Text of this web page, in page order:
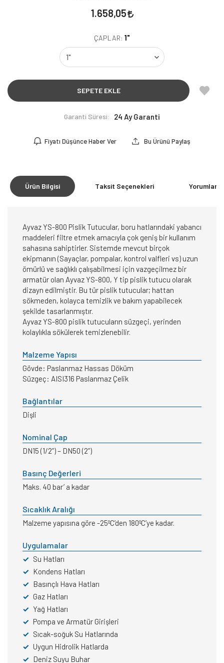
1.658,05
ÇAPLAR: 1"
SEPETE EKLE
Garanti Süresi: 24 Ay Garanti
Fiyatı Düşünce Haber Ver Bu Ürünü Paylaş
Ürün Bilgisi Taksit Seçenekleri Yorumlar
Ayvaz YS-800 Pislik Tutucular, boru hatlarındaki yabancı
maddeleri filtre etmek amacıyla çok geniş bir kullanım
sahasına sahiptirler. Sistemde mevcut birçok
ekipmanın (Sayaçlar, pompalar, kontrol valfleri vs) uzun
ömürlü ve sağlıklı çalışabilmesi için vazgeçilmez bir
armatür olan Ayvaz YS-800, Y tip pislik tutucu olarak
dizayn edilmiştir. Bu tür pislik tutucular; hattan
sökmeden, kolayca temizlik ve bakım yapabilecek
şekilde tasarlanmıştır.
Ayvaz YS-800 pislik tutucuların süzgeçi, yerinden
kolaylıkla sökülerek temizlenebilir.
Malzeme Yapısı
Gövde: Paslanmaz Hassas Döküm
Süzgeç: AISI316 Paslanmaz Çelik
Bağlantılar
Dişli
Nominal Çap
DN15 (1/2”) – DN50 (2”)
Basınç Değerleri
Maks. 40 bar’ a kadar
Sıcaklık Aralığı
Malzeme yapısına göre -25ºC’den 180ºC’ye kadar.
Uygulamalar
✓ Su Hatları
✓ Kondens Hatları
✓ Basınçlı Hava Hatları
✓ Gaz Hatları
✓ Yağ Hatları
✓ Pompa ve Armatür Girişleri
✓ Sıcak-soğuk Su Hatlarında
✓ Uygun Hidrolik Hatlarda
✓ Deniz Suyu Buhar